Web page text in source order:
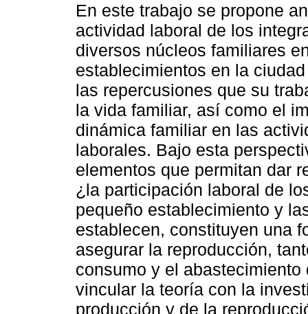
En este trabajo se propone
actividad laboral de los
diversos núcleos familiares
establecimientos en la
las repercusiones que su
la vida familiar, así como el
dinámica familiar en las
laborales. Bajo esta
elementos que permitan dar
¿la participación laboral de
pequeño establecimiento y
establecen, constituyen una
asegurar la reproducción,
consumo y el
vincular la teoría con la
producción y de la